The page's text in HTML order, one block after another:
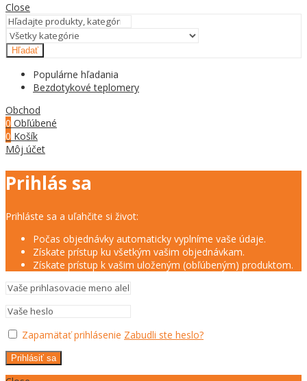
Close
Hľadať
Populárne hľadania
Bezdotykové teplomery
Obchod
0 Obľúbené
0 Košík
Môj účet
Prihlás sa
Prihláste sa a uľahčite si život:
Počas objednávky automaticky vyplníme vaše údaje.
Získate prístup ku všetkým vašim objednávkam.
Získate prístup k vašim uloženým (obľúbeným) produktom.
Zapamätať prihlásenie Zabudli ste heslo?
Prihlásiť sa